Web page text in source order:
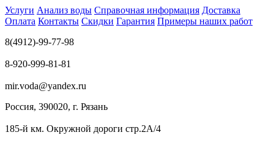
Услуги Анализ воды Справочная информация Доставка
Оплата Контакты Скидки Гарантия Примеры наших работ
8(4912)-99-77-98
8-920-999-81-81
mir.voda@yandex.ru
Россия, 390020, г. Рязань
185-й км. Окружной дороги стр.2А/4